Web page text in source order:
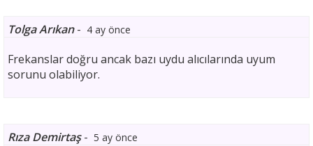
Tolga Arıkan- 4 ay önce
Frekanslar doğru ancak bazı uydu alıcılarında uyum
sorunu olabiliyor.
Rıza Demirtaş- 5 ay önce